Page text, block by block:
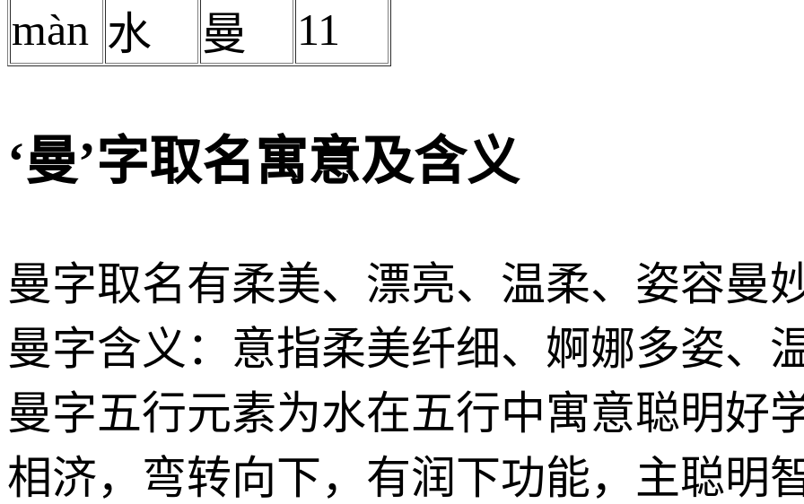
màn 水 曼 11
‘曼’字取名寓意及含义
曼字取名有柔美、漂亮、温柔、姿容曼
曼字含义：意指柔美纤细、婀娜多姿、
曼字五行元素为水在五行中寓意聪明好
相济，弯转向下，有润下功能，主聪明